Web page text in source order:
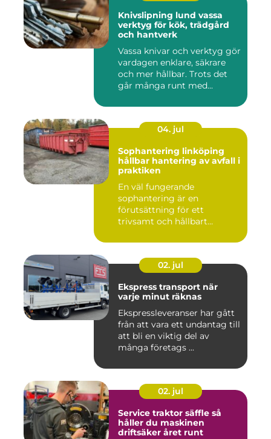
Knivslipning lund vassa
verktyg för kök, trädgård
och hantverk
Vassa knivar och verktyg gör
vardagen enklare, säkrare
och mer hållbar. Trots det
går många runt med...
04. jul
Sophantering linköping
hållbar hantering av avfall i
praktiken
En väl fungerande
sophantering är en
förutsättning för ett
trivsamt och hållbart
02. jul
Ekspress transport när
varje minut räknas
Ekspressleveranser har gått
från att vara ett undantag till
att bli en viktig del av
många företags ...
02. jul
Service traktor säffle så
håller du maskinen
driftsäker året runt